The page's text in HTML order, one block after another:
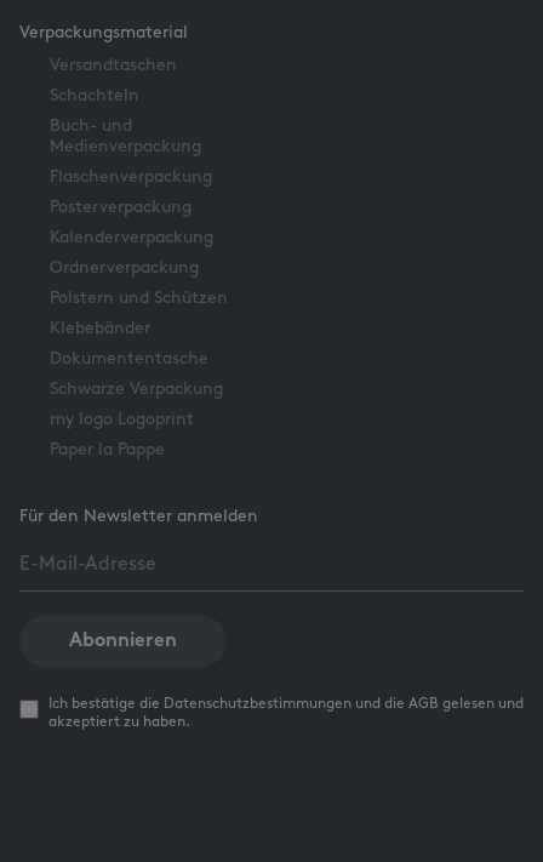
Verpackungsmaterial
Versandtaschen
Schachteln
Buch- und
Medienverpackung
Flaschenverpackung
Posterverpackung
Kalenderverpackung
Ordnerverpackung
Polstern und Schützen
Klebebänder
Dokumententasche
Schwarze Verpackung
my logo Logoprint
Paper la Pappe
Für den Newsletter anmelden
Abonnieren
Ich bestätige die Datenschutzbestimmungen und die AGB gelesen und
akzeptiert zu haben.